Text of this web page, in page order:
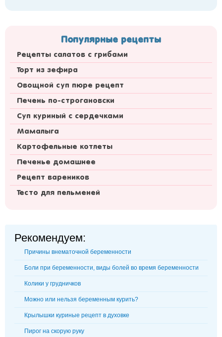
Популярные рецепты
Рецепты салатов с грибами
Торт из зефира
Овощной суп пюре рецепт
Печень по-строгановски
Суп куриный с сердечками
Мамалыга
Картофельные котлеты
Печенье домашнее
Рецепт вареников
Тесто для пельменей
Рекомендуем:
Причины внематочной беременности
Боли при беременности, виды болей во время беременности
Колики у грудничков
Можно или нельзя беременным курить?
Крылышки куриные рецепт в духовке
Пирог на скорую руку